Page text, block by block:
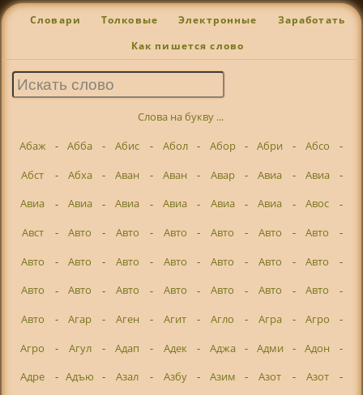
Словари Толковые Электронные Заработать
Как пишется слово
Слова на букву ...
Абаж
- Абба - Абис - Абол - Абор - Абри - Абсо
-
Абст
- Абха - Аван - Аван - Авар - Авиа - Авиа
-
Авиа
- Авиа - Авиа - Авиа - Авиа - Авиа - Авос
-
Авст
- Авто - Авто - Авто - Авто - Авто - Авто
-
Авто
- Авто - Авто - Авто - Авто - Авто - Авто
-
Авто
- Авто - Авто - Авто - Авто - Авто - Авто
-
Авто
- Агар - Аген - Агит - Агло - Агра - Агро
-
Агро
- Агул - Адап - Адек - Аджа - Адми - Адон
-
Адре
- Адъю - Азал - Азбу - Азим - Азот - Азот
-